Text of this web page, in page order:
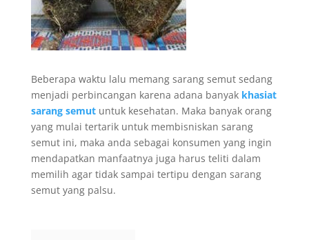
Beberapa waktu lalu memang sarang semut sedang
menjadi perbincangan karena adana banyak khasiat
sarang semutuntuk kesehatan. Maka banyak orang
yang mulai tertarik untuk membisniskan sarang
semut ini, maka anda sebagai konsumen yang ingin
mendapatkan manfaatnya juga harus teliti dalam
memilih agar tidak sampai tertipu dengan sarang
semut yang palsu.